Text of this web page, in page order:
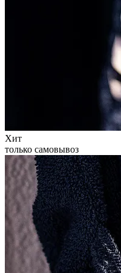
Хит
только самовывоз